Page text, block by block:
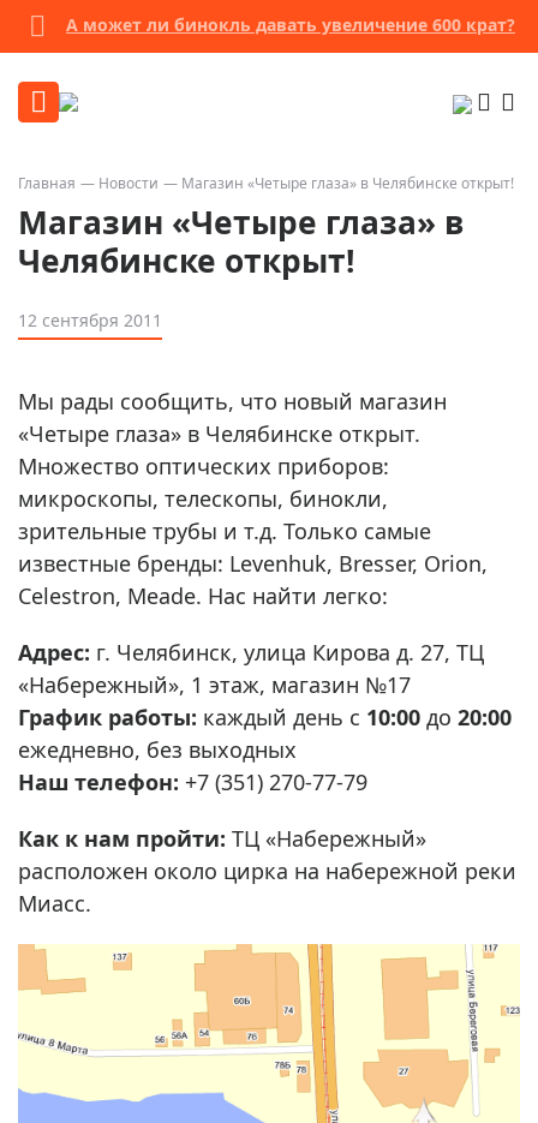
А может ли бинокль давать увеличение 600 крат?
Главная Новости Магазин «Четыре глаза» в Челябинске открыт!
Магазин «Четыре глаза» в
Челябинске открыт!
12 сентября 2011
Мы рады сообщить, что новый магазин
«Четыре глаза» в Челябинске открыт.
Множество оптических приборов:
микроскопы, телескопы, бинокли,
зрительные трубы и т.д. Только самые
известные бренды: Levenhuk, Bresser, Orion,
Celestron, Meade. Нас найти легко:
Адрес: г. Челябинск, улица Кирова д. 27, ТЦ
«Набережный», 1 этаж, магазин №17
График работы: каждый день с 10:00 до 20:00
ежедневно, без выходных
Наш телефон: +7 (351) 270-77-79
Как к нам пройти: ТЦ «Набережный»
расположен около цирка на набережной реки
Миасс.